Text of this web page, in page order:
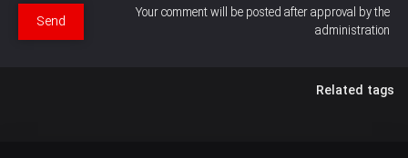
Your comment will be posted after approval by the
administration
Send
Related tags